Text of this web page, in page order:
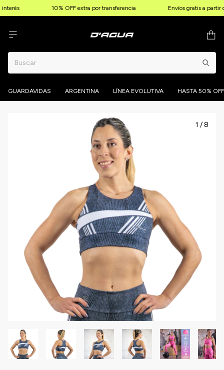
10% OFF extra por transferencia Envíos gratis a partir
GUARDAVIDAS ARGENTINA LÍNEA EVOLUTIVA HASTA 50% OFF
1 /8